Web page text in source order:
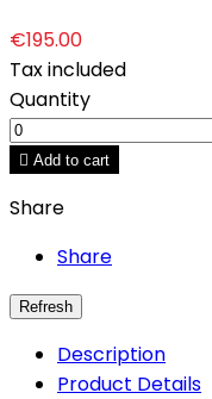
€195.00
Tax included
Quantity
 Add to cart
Share
Share
Description
Product Details